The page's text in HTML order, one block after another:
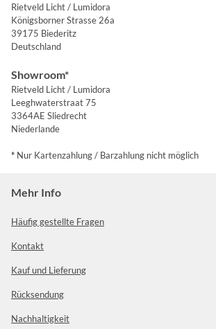
Rietveld Licht / Lumidora
Königsborner Strasse 26a
39175 Biederitz
Deutschland
Showroom*
Rietveld Licht / Lumidora
Leeghwaterstraat 75
3364AE Sliedrecht
Niederlande
* Nur Kartenzahlung / Barzahlung nicht möglich
Mehr Info
Häufig gestellte Fragen
Kontakt
Kauf und Lieferung
Rücksendung
Nachhaltigkeit